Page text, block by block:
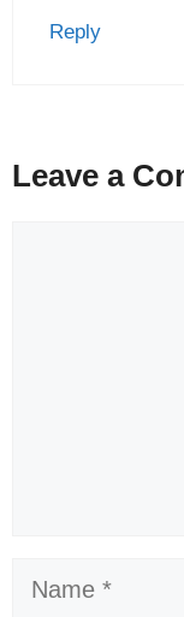
Reply
Leave a
Name